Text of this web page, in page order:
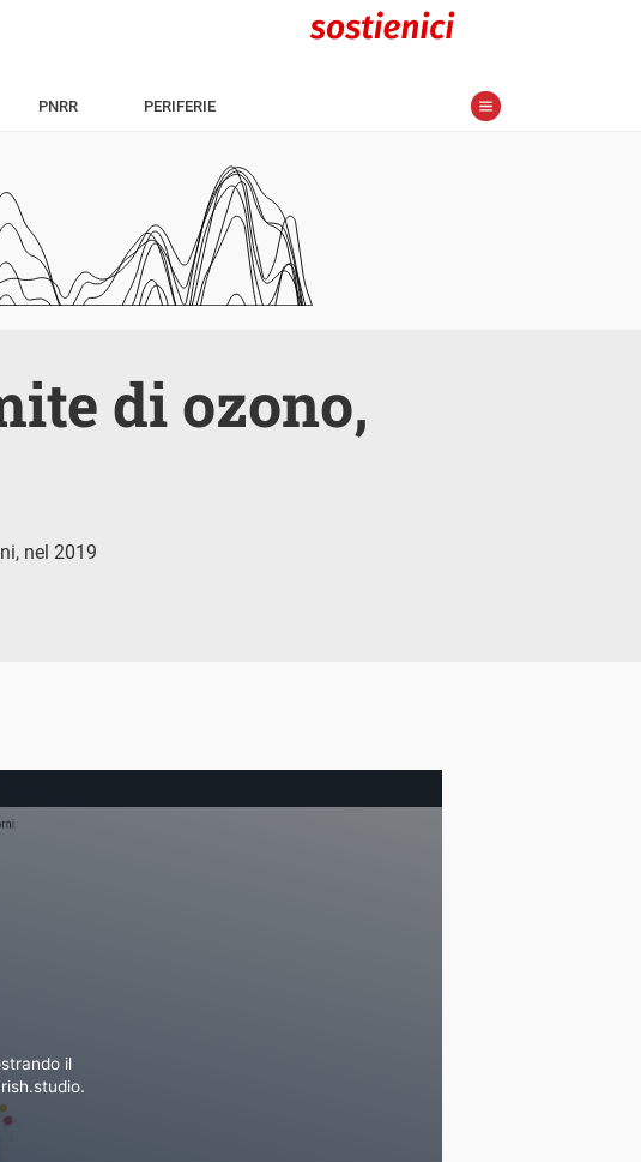
PNRR PERIFERIE
di ozono,
nel 2019
il